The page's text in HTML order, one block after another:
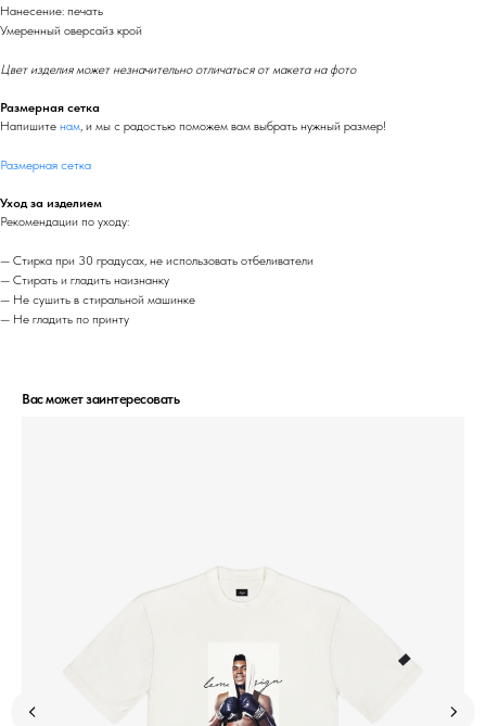
Нанесение: печать
Умеренный оверсайз крой
Цвет изделия может незначительно отличаться от макета на фото
Размерная сетка
Напишите нам , и мы с радостью поможем вам выбрать нужный размер!
Размерная сетка
Уход за изделием
Рекомендации по уходу:
— Стирка при 30 градусах, не использовать отбеливатели
— Стирать и гладить наизнанку
— Не сушить в стиральной машинке
— Не гладить по принту
Вас может заинтересовать
ОБМЕН И ВОЗВРАТ